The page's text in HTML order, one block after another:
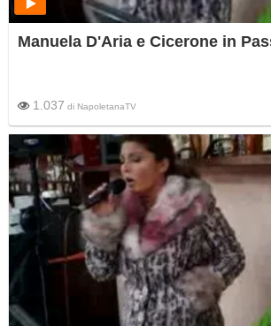
Manuela D'Aria e Cicerone in
1.037 di NapoletanaTV